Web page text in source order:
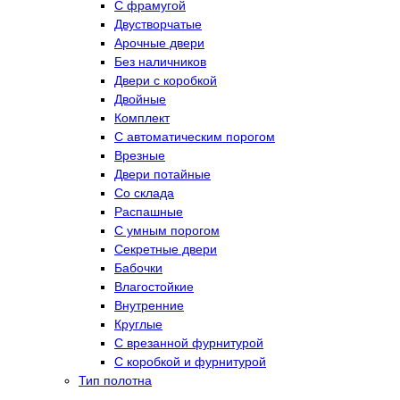
С фрамугой
Двустворчатые
Арочные двери
Без наличников
Двери с коробкой
Двойные
Комплект
С автоматическим порогом
Врезные
Двери потайные
Со склада
Распашные
С умным порогом
Секретные двери
Бабочки
Влагостойкие
Внутренние
Круглые
С врезанной фурнитурой
С коробкой и фурнитурой
Тип полотна